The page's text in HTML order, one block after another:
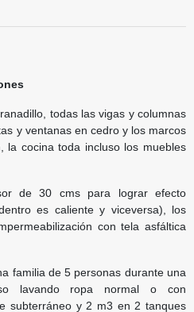
todas las vigas y columnas
y ventanas en cedro y los marcos
la cocina toda incluso los muebles
de 30 cms para lograr efecto
es caliente y viceversa), los
con tela asfáltica
familia de 5 personas durante una
lavando ropa normal o con
subterráneo y 2 m3 en 2 tanques